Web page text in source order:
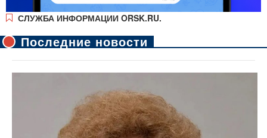
СЛУЖБА ИНФОРМАЦИИ ORSK.RU.
Последние новости